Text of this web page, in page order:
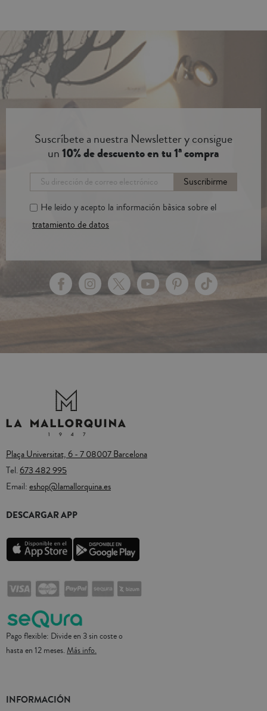
Suscríbete a nuestra Newsletter y consigue
un10% de descuento en tu 1ª compra
Suscribirme
He leido y acepto la información bàsica sobre el
tratamiento de datos
Plaça Universitat, 6 - 7 08007 Barcelona
Tel.673 482 995
Email:eshop@lamallorquina.es
DESCARGAR APP
Pago flexible: Divide en 3 sin coste o
hasta en 12 meses. Más info.
INFORMACIÓN